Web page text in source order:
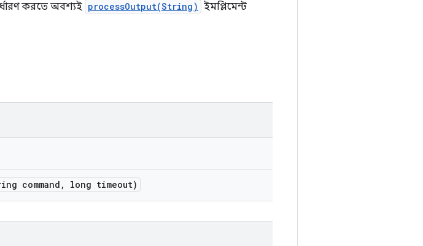
করতে অবশ্যই processOutput(String) ইমপ্লিমেন্ট
command , long timeout)